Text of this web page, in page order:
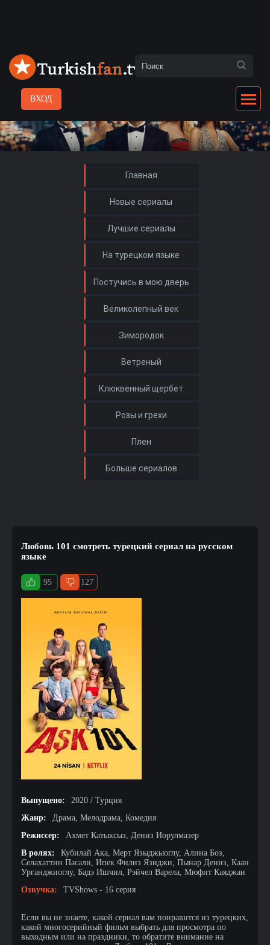
ВХОД
Главная
Новые сериалы
Лучшие сериалы
На турецком языке
Любовь 101 смотреть турецкий сериал на русском
языке
95 127
Выпущено:
2020 / Турция
Жанр:
Драма, Мелодрама, Комедия
Режиссер:
Ахмет Катыксыз, Дениз Иорулмазер
В ролях:
Кубилай Ака, Мерт Языджыоглу, Алина Боз,
Селахаттин Пасали, Ипек Филиз Язиджи, Пынар Дениз, Каан
Урганджиоглу, Бадэ Ишчил, Рэйчел Варела, Мюфит Каяджан
Озвучка:
TVShows - 16 серия
Если вы не знаете, какой сериал вам понравится из турецких,
какой многосерийный фильм выбрать для просмотра по
выходным или на праздники, то обратите внимание на